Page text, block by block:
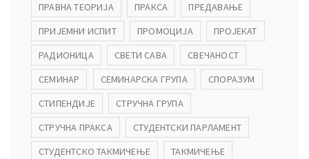
ПРАВНА ТЕОРИЈА
ПРАКСА
ПРЕДАВАЊЕ
ПРИЈЕМНИ ИСПИТ
ПРОМОЦИЈА
ПРОЈЕКАТ
РАДИОНИЦА
СВЕТИ САВА
СВЕЧАНОСТ
СЕМИНАР
СЕМИНАРСКА ГРУПА
СПОРАЗУМ
СТИПЕНДИЈЕ
СТРУЧНА ГРУПА
СТРУЧНА ПРАКСА
СТУДЕНТСКИ ПАРЛАМЕНТ
СТУДЕНТСКО ТАКМИЧЕЊЕ
ТАКМИЧЕЊЕ